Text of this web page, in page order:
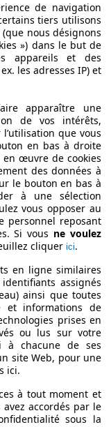
mm
mm
de navigation
tiers utilisons
(que nous désignons
») dans le but de
appareils et des
les adresses IP) et
apparaître une
de vos intérêts,
que vous
en bas à droite
œuvre de cookies
des données à
le bouton en bas à
à une sélection
vous opposer au
personnel reposant
Si vous ne voulez
cliquer ici.
en ligne similaires
assignés
ainsi que toutes
et informations de
prises en
ou lus sur votre
à chacune de ses
site Web, pour une
ici.
à tout moment et
accordés par le
sous la